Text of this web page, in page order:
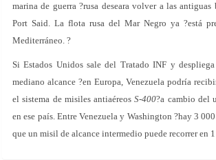
marina de guerra ?rusa deseara volver a las
Port Said. La flota rusa del Mar Negro ya ?está
Mediterráneo. ?
Si Estados Unidos sale del Tratado INF y
mediano alcance ?en Europa, Venezuela podría
el sistema de misiles antiaéreosS-400?a cambio del
en ese país. Entre Venezuela y Washington ?hay 3
que un misil de alcance intermedio puede recorrer en